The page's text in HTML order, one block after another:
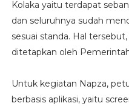
Kolaka yaitu terdapat
dan seluruhnya sudah
sesuai standa. Hal
ditetapkan oleh
Untuk kegiatan Napza,
berbasis aplikasi, yaitu